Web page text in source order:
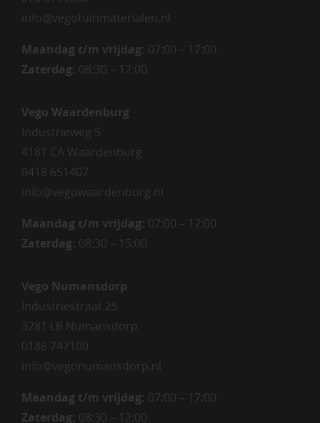
info@vegotuinmaterialen.nl
Maandag t/m vrijdag: 07:00 – 17:00
Zaterdag: 08:30 – 12:00
Vego Waardenburg
Industrieweg 5
4181 CA Waardenburg
0418 651407
info@vegowaardenburg.nl
Maandag t/m vrijdag: 07:00 – 17:00
Zaterdag: 08:30 – 15:00
Vego Numansdorp
Industriestraat 25
3281 LB Numansdorp
0186 747100
info@vegonumansdorp.nl
Maandag t/m vrijdag: 07:00 – 17:00
Zaterdag: 08:30 – 12:00